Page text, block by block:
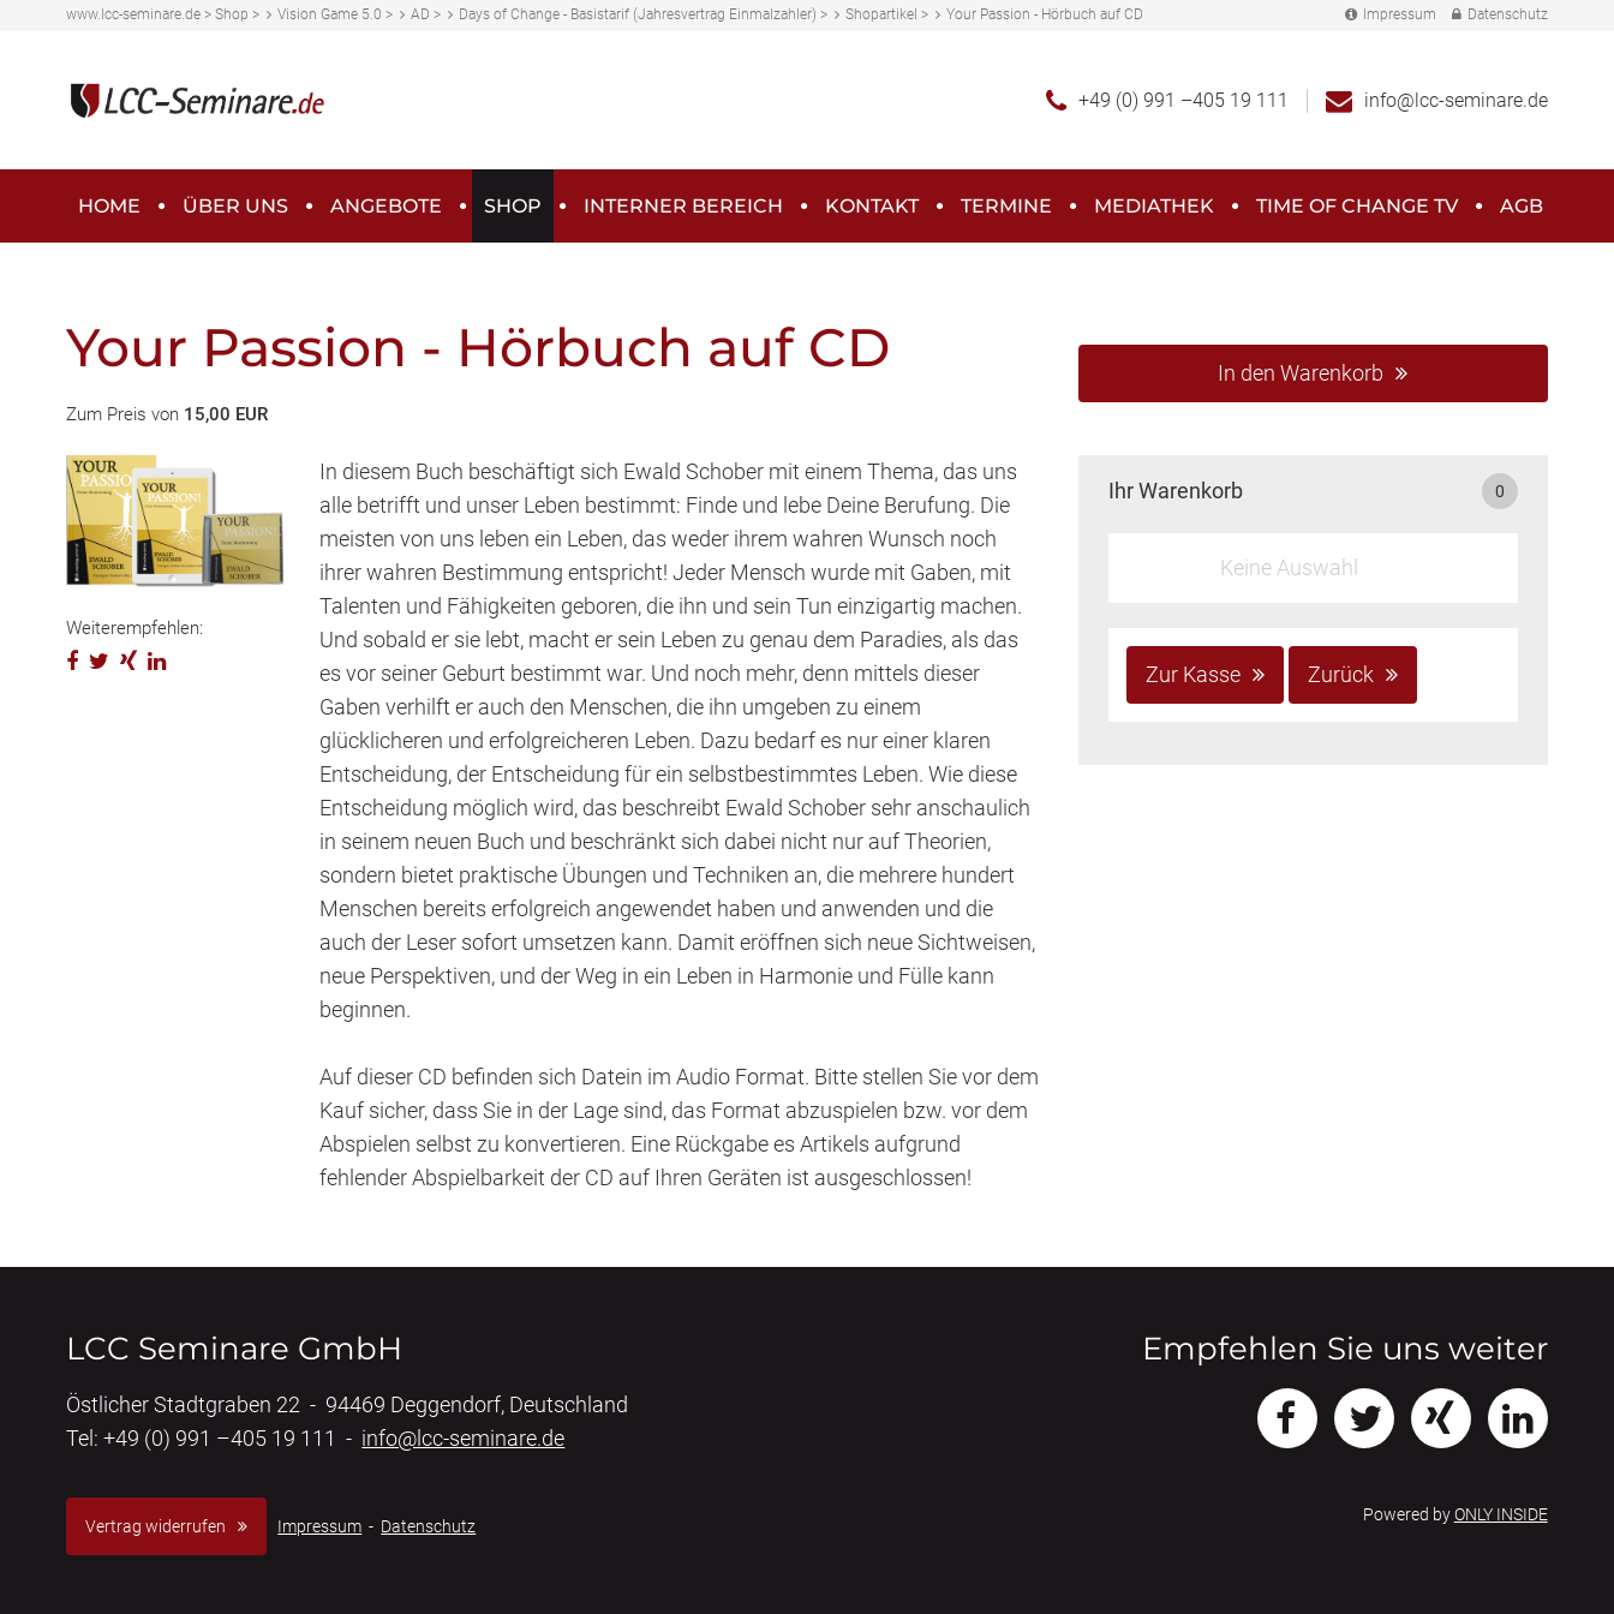
www.lcc-seminare.de > Shop > Vision Game 5.0 > AD > Days of Change - Basistarif (Jahresvertrag Einmalzahler) > Shopartikel > Your Passion - Hörbuch auf CD Impressum Datenschutz
+49 (0) 991 –405 19 111 info@lcc-seminare.de
HOME ÜBER UNS ANGEBOTE SHOP INTERNER BEREICH KONTAKT TERMINE MEDIATHEK TIME OF CHANGE TV AGB
Your Passion - Hörbuch auf CD
Zum Preis von 15,00 EUR
In den Warenkorb
Weiterempfehlen:
In diesem Buch beschäftigt sich Ewald Schober mit einem Thema, das uns
alle betrifft und unser Leben bestimmt: Finde und lebe Deine Berufung. Die
meisten von uns leben ein Leben, das weder ihrem wahren Wunsch noch
ihrer wahren Bestimmung entspricht! Jeder Mensch wurde mit Gaben, mit
Talenten und Fähigkeiten geboren, die ihn und sein Tun einzigartig machen.
Und sobald er sie lebt, macht er sein Leben zu genau dem Paradies, als das
es vor seiner Geburt bestimmt war. Und noch mehr, denn mittels dieser
Gaben verhilft er auch den Menschen, die ihn umgeben zu einem
glücklicheren und erfolgreicheren Leben. Dazu bedarf es nur einer klaren
Entscheidung, der Entscheidung für ein selbstbestimmtes Leben. Wie diese
Entscheidung möglich wird, das beschreibt Ewald Schober sehr anschaulich
in seinem neuen Buch und beschränkt sich dabei nicht nur auf Theorien,
sondern bietet praktische Übungen und Techniken an, die mehrere hundert
Menschen bereits erfolgreich angewendet haben und anwenden und die
auch der Leser sofort umsetzen kann. Damit eröffnen sich neue Sichtweisen,
neue Perspektiven, und der Weg in ein Leben in Harmonie und Fülle kann
beginnen.
Auf dieser CD befinden sich Datein im Audio Format. Bitte stellen Sie vor dem
Kauf sicher, dass Sie in der Lage sind, das Format abzuspielen bzw. vor dem
Abspielen selbst zu konvertieren. Eine Rückgabe es Artikels aufgrund
fehlender Abspielbarkeit der CD auf Ihren Geräten ist ausgeschlossen!
Ihr Warenkorb 0
Keine Auswahl
Zur Kasse Zurück
LCC Seminare GmbH
Östlicher Stadtgraben 22 - 94469 Deggendorf, Deutschland
Tel: +49 (0) 991 –405 19 111 - info@lcc-seminare.de
Empfehlen Sie uns weiter
Vertrag widerrufen Impressum - Datenschutz
Powered byONLY INSIDE